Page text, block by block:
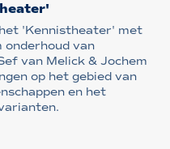
'Kennistheater' met
onderhoud van
van Melick & Jochem
op het gebied van
en het